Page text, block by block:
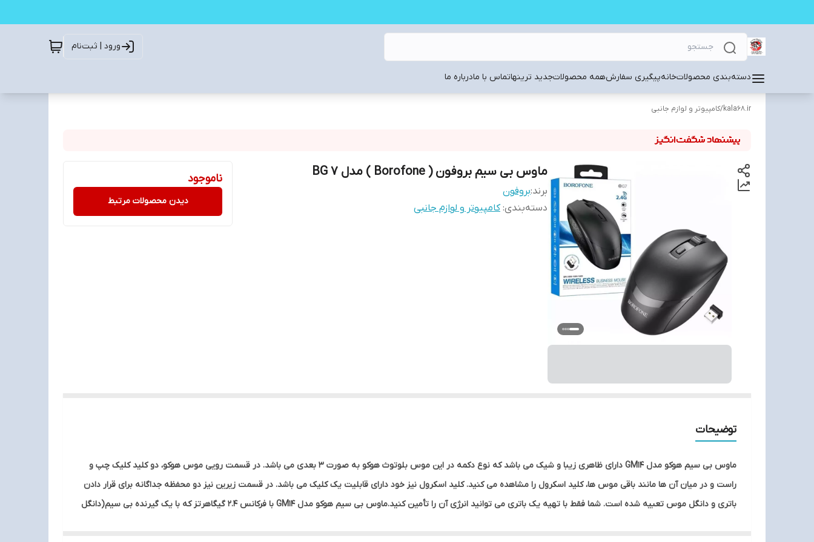
ورود | ثبت‌نام
دسته‌بندی محصولاتخانهپیگیری سفارشهمه محصولاتجدید ترینهاتماس با مادرباره ما
kala68.ir
/کامپیوتر و لوازم جانبی
ماوس بی سیم بروفون ( Borofone ) مدل BG 7
برند:بروفون
دسته‌بندی:کامپیوتر و لوازم جانبی
ناموجود
دیدن محصولات مرتبط
توضیحات
ماوس بی سیم هوکو مدل GM14 دارای ظاهری زیبا و شیک می باشد که نوع دکمه در این موس بلوتوث هوکو به صورت 3 بعدی می باشد. در قسمت رویی موس هوکو، دو کلید کلیک چپ و
راست و در میان آن ها مانند باقی موس ها، کلید اسکرول را مشاهده می کنید. کلید اسکرول نیز خود دارای قابلیت یک کلیک می باشد. در قسمت زیرین نیز دو محفظه جداگانه برای قرار دادن
باتری و دانگل موس تعبیه شده است. شما فقط با تهیه یک باتری می توانید انرژی آن را تأمین کنید.ماوس بی سیم هوکو مدل GM14 با فرکانس 2.4 گیگاهرتز که با یک گیرنده بی سیم(دانگل